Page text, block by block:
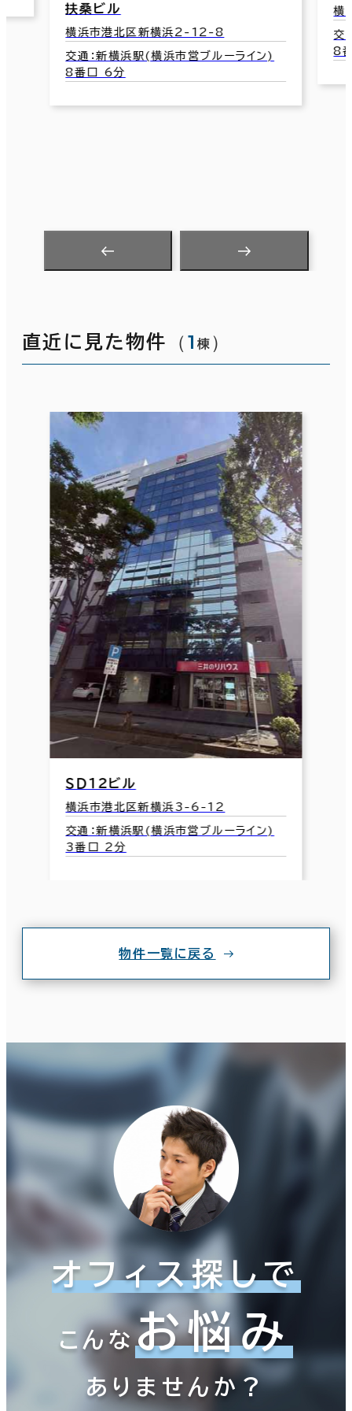
扶桑ビル
横浜市港北区新横浜2-12-8
交通：新横浜駅(横浜市営ブルーライン)
8番口 6分
横
交
8
直近に見た物件 （1 棟 ）
ＳＤ１２ビル
横浜市港北区新横浜3-6-12
交通：新横浜駅(横浜市営ブルーライン)
3番口 2分
物件一覧に戻る
オフィス探しで
こんなお悩み
ありませんか？